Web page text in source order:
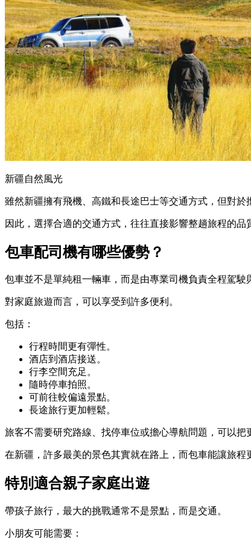
新疆自然風光
雖然新疆擁有飛機、高鐵和長途巴士等交通方式，但對
因此，選擇合適的交通方式，往往直接影響整趟旅程的品
包車配司機有哪些優勢？
包車並不是單純租一輛車，而是由專業司機負責全程駕駛
對家庭旅遊而言，可以享受到許多便利。
包括：
行程時間更有彈性。
酒店到酒店接送。
行李空間充足。
隨時停車拍照。
可前往較偏遠景點。
長途旅行更加輕鬆。
旅客不需要研究路線、找停車位或擔心導航問題，可以把
在新疆，許多最美的景色其實就在路上，而包車能讓旅程
特別適合親子家庭出遊
帶孩子旅行，最大的挑戰通常不是景點，而是交通。
小朋友可能需要：